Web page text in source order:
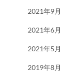
2021年9月
2021年6月
2021年5月
2019年8月